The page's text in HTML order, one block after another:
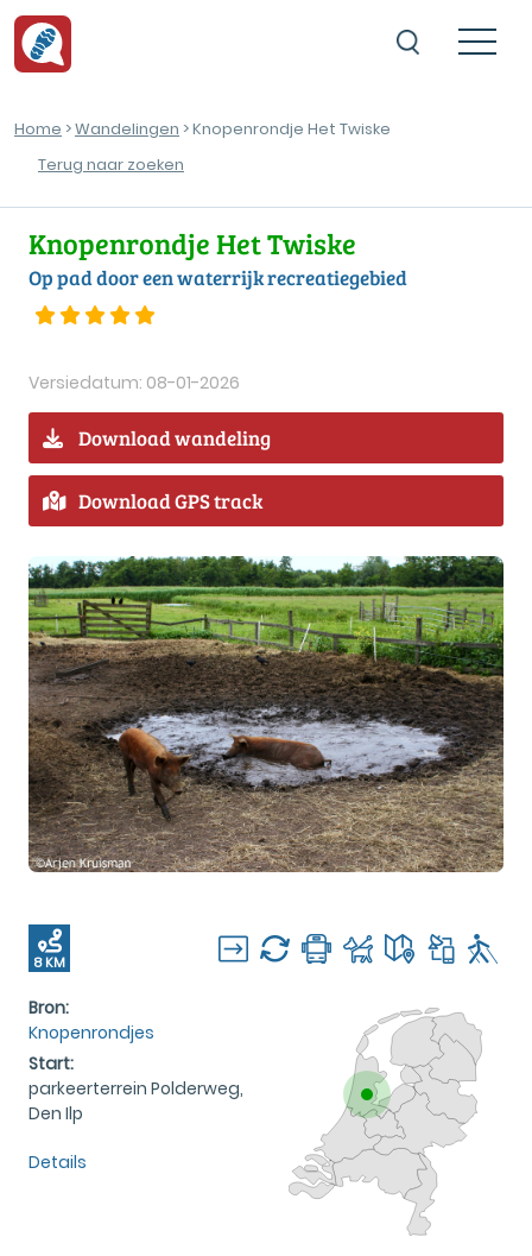
Home >Wandelingen > Knopenrondje Het Twiske
Terug naar zoeken
Knopenrondje Het Twiske
Op pad door een waterrijk recreatiegebied
Versiedatum: 08-01-2026
Download wandeling
Download GPS track
8 KM
Bron:
Knopenrondjes
Start:
parkeerterrein Polderweg,
Den Ilp
Details